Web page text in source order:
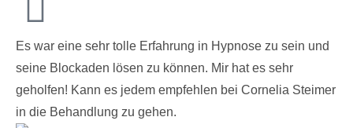
Es war eine sehr tolle Erfahrung in Hypnose zu sein und
seine Blockaden lösen zu können. Mir hat es sehr
geholfen! Kann es jedem empfehlen bei Cornelia Steimer
in die Behandlung zu gehen.